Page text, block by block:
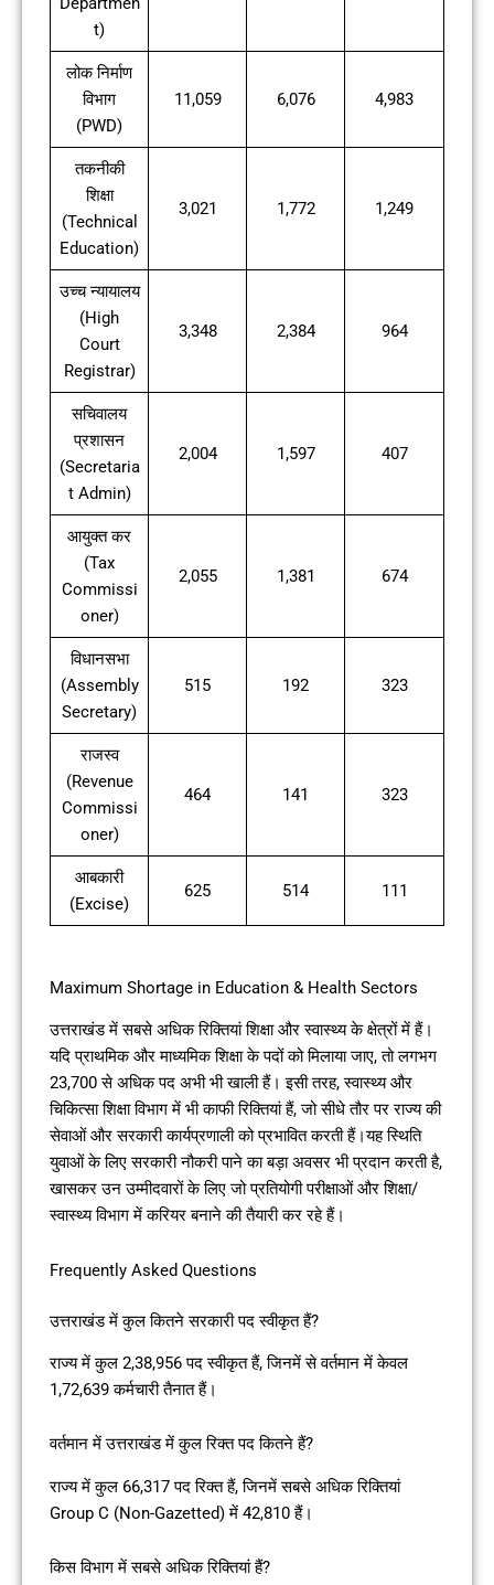
t)
लोक निर्माण
विभाग
(PWD)
11,059 6,076 4,983
तकनीकी
शिक्षा
(Technical
Education)
3,021 1,772 1,249
उच्च न्यायालय
(High
Court
Registrar)
3,348 2,384 964
सचिवालय
प्रशासन
(Secretaria
t Admin)
2,004 1,597 407
आयुक्त कर
(Tax
Commissi
oner)
2,055 1,381 674
विधानसभा
(Assembly
Secretary)
515 192 323
राजस्व
(Revenue
Commissi
oner)
464 141 323
आबकारी
(Excise)
625 514 111
Maximum Shortage in Education & Health Sectors
उत्तराखंड में सबसे अधिक रिक्तियां शिक्षा और स्वास्थ्य के क्षेत्रों में हैं।
यदि प्राथमिक और माध्यमिक शिक्षा के पदों को मिलाया जाए, तो लगभग
23,700 से अधिक पद अभी भी खाली हैं। इसी तरह, स्वास्थ्य और
चिकित्सा शिक्षा विभाग में भी काफी रिक्तियां हैं, जो सीधे तौर पर राज्य की
सेवाओं और सरकारी कार्यप्रणाली को प्रभावित करती हैं।यह स्थिति
युवाओं के लिए सरकारी नौकरी पाने का बड़ा अवसर भी प्रदान करती है,
खासकर उन उम्मीदवारों के लिए जो प्रतियोगी परीक्षाओं और शिक्षा/
स्वास्थ्य विभाग में करियर बनाने की तैयारी कर रहे हैं।
Frequently Asked Questions
उत्तराखंड में कुल कितने सरकारी पद स्वीकृत हैं?
राज्य में कुल 2,38,956 पद स्वीकृत हैं, जिनमें से वर्तमान में केवल
1,72,639 कर्मचारी तैनात हैं।
वर्तमान में उत्तराखंड में कुल रिक्त पद कितने हैं?
राज्य में कुल 66,317 पद रिक्त हैं, जिनमें सबसे अधिक रिक्तियां
Group C (Non-Gazetted) में 42,810 हैं।
किस विभाग में सबसे अधिक रिक्तियां हैं?